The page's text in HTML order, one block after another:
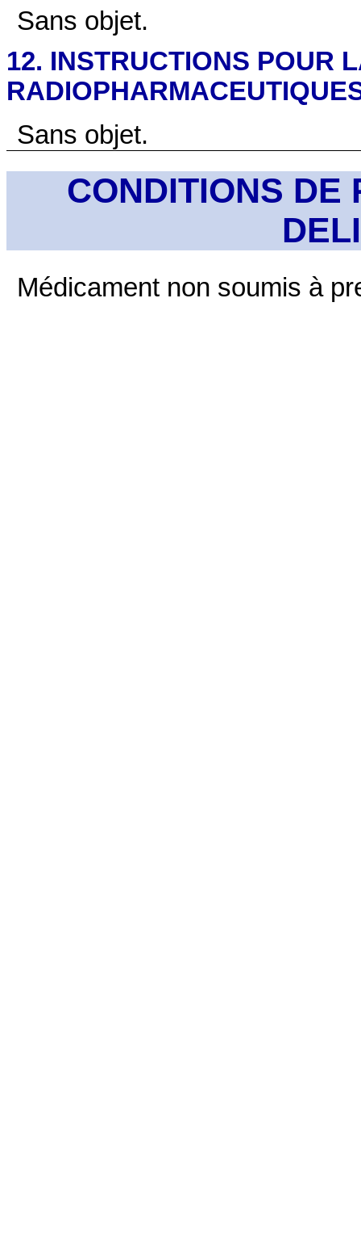
Sans objet.
12. INSTRUCTIONS POUR
Sans objet.
CONDITIONS DE
Médicament non soumis à